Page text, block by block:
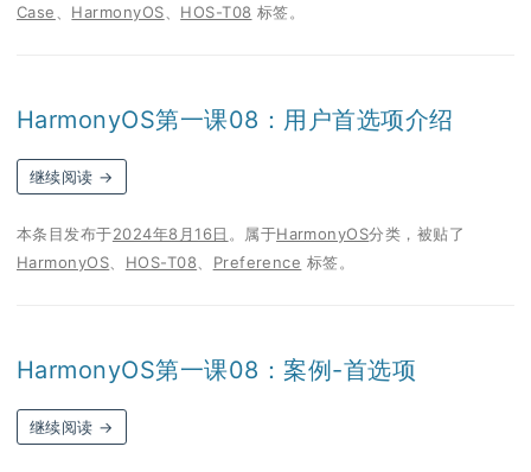
Case
HarmonyOS HOS-T08 标签。
HarmonyOS第一课08：用户首选项介绍
继续阅读 →
本条目发布于2024年8月16日 。属于HarmonyOS分类，被贴了
HarmonyOS
HOS-T08 Preference 标签。
HarmonyOS第一课08：案例-首选项
继续阅读 →